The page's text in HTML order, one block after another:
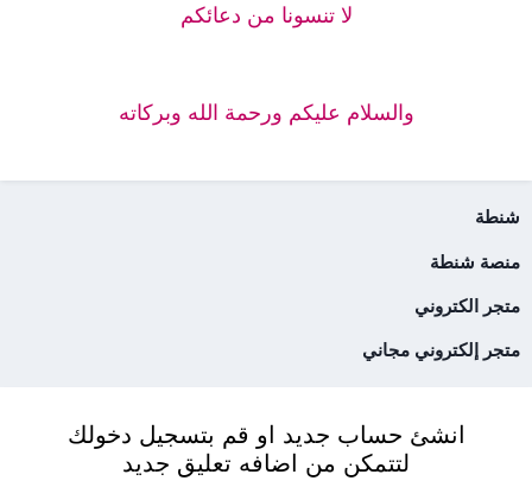
لا تنسونا من دعائكم
والسلام عليكم ورحمة الله وبركاته
شنطة
منصة شنطة
متجر الكتروني
متجر إلكتروني مجاني
انشئ حساب جديد او قم بتسجيل دخولك
لتتمكن من اضافه تعليق جديد